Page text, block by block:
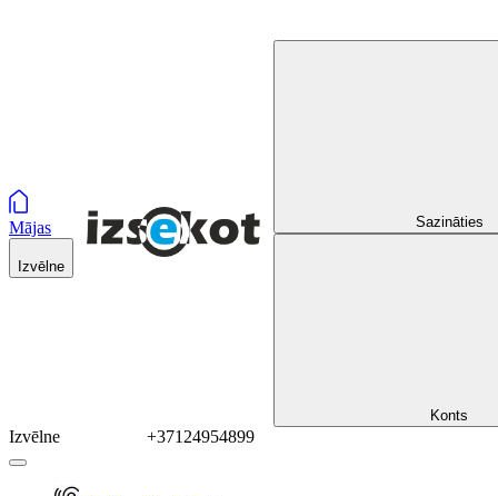
Mājas
Izvēlne
Sazināties
Konts
Izvēlne +37124954899